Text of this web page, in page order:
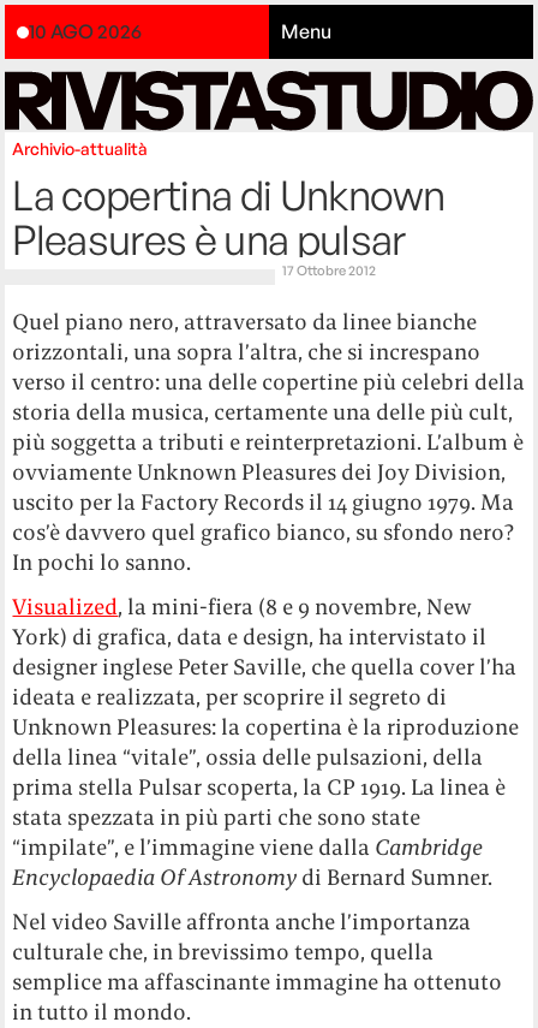
10 AGO 2026 Menu
Archivio-attualità
La copertina di Unknown
Pleasures è una pulsar
17 Ottobre 2012
Quel piano nero, attraversato da linee bianche
orizzontali, una sopra l’altra, che si increspano
verso il centro: una delle copertine più celebri della
storia della musica, certamente una delle più cult,
più soggetta a tributi e reinterpretazioni. L’album è
ovviamente Unknown Pleasures dei Joy Division,
uscito per la Factory Records il 14 giugno 1979. Ma
cos’è davvero quel grafico bianco, su sfondo nero?
In pochi lo sanno.
Visualized, la mini-fiera (8 e 9 novembre, New
York) di grafica, data e design, ha intervistato il
designer inglese Peter Saville, che quella cover l’ha
ideata e realizzata, per scoprire il segreto di
Unknown Pleasures: la copertina è la riproduzione
della linea “vitale”, ossia delle pulsazioni, della
prima stella Pulsar scoperta, la CP 1919. La linea è
stata spezzata in più parti che sono state
“impilate”, e l’immagine viene dalla Cambridge
Encyclopaedia Of Astronomy di Bernard Sumner.
Nel video Saville affronta anche l’importanza
culturale che, in brevissimo tempo, quella
semplice ma affascinante immagine ha ottenuto
in tutto il mondo.